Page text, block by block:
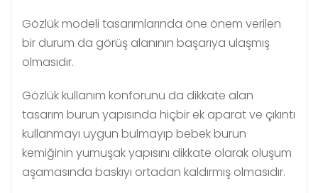
Gözlük modeli tasarımlarında öne önem verilen
bir durum da görüş alanının başarıya ulaşmış
olmasıdır.
Gözlük kullanım konforunu da dikkate alan
tasarım burun yapısında hiçbir ek aparat ve çıkıntı
kullanmayı uygun bulmayıp bebek burun
kemiğinin yumuşak yapısını dikkate olarak oluşum
aşamasında baskıyı ortadan kaldırmış olmasıdır.